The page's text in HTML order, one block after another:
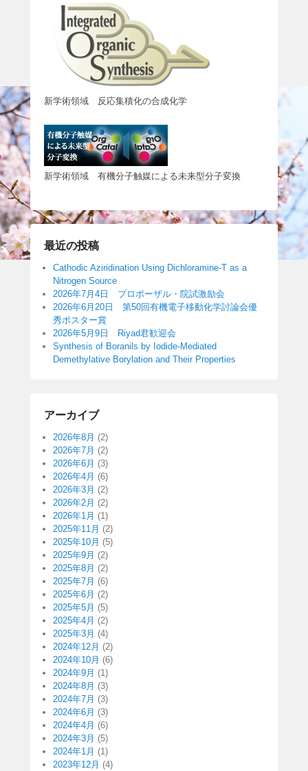
新学術領域 反応集積化の合成化学
新学術領域 有機分子触媒による未来型分子変換
最近の投稿
Cathodic Aziridination Using Dichloramine-T as a
Nitrogen Source
2026年7月4日 プロポーザル・院試激励会
2026年6月20日 第50回有機電子移動化学討論会優
秀ポスター賞
2026年5月9日 Riyad君歓迎会
Synthesis of Boranils by Iodide-Mediated
Demethylative Borylation and Their Properties
アーカイブ
2026年8月 (2)
2026年7月 (2)
2026年6月 (3)
2026年4月 (6)
2026年3月 (2)
2026年2月 (2)
2026年1月 (1)
2025年11月 (2)
2025年10月 (5)
2025年9月 (2)
2025年8月 (2)
2025年7月 (6)
2025年6月 (2)
2025年5月 (5)
2025年4月 (2)
2025年3月 (4)
2024年12月 (2)
2024年10月 (6)
2024年9月 (1)
2024年8月 (3)
2024年7月 (3)
2024年6月 (3)
2024年4月 (6)
2024年3月 (5)
2024年1月 (1)
2023年12月 (4)